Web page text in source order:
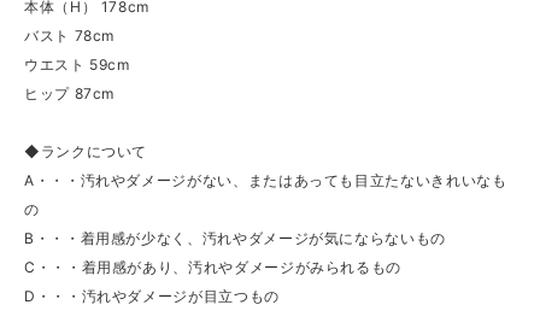
本体（H） 178cm
バスト 78cm
ウエスト 59cm
ヒップ 87cm
◆ランクについて
A・・・汚れやダメージがない、またはあっても目立たないきれいなも
の
B・・・着用感が少なく、汚れやダメージが気にならないもの
C・・・着用感があり、汚れやダメージがみられるもの
D・・・汚れやダメージが目立つもの